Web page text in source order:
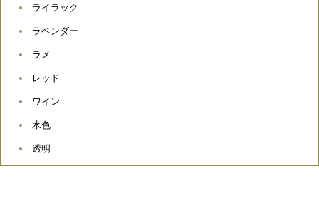
ライラック
ラベンダー
ラメ
レッド
ワイン
水色
透明